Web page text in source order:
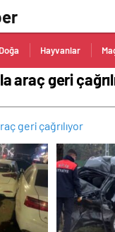
Doğa Hayvanlar
araç geri